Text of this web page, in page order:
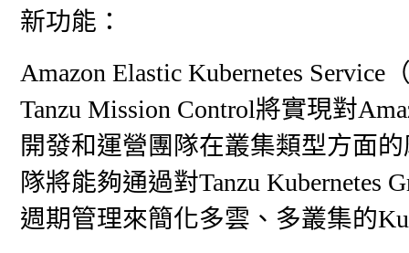
新功能：
Amazon Elastic Kubernetes
Tanzu Mission Control將實現對
開發和運營團隊在叢集類型方面
隊將能夠通過對Tanzu Kubernetes
週期管理來簡化多雲、多叢集的